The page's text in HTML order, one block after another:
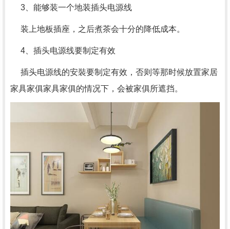
3、能够装一个地装插头电源线
装上地板插座，之后煮茶会十分的降低成本。
4、插头电源线要制定有效
插头电源线的安裝要制定有效，否则等那时候放置家居
家具家俱家具家俱的情况下，会被家俱所遮挡。